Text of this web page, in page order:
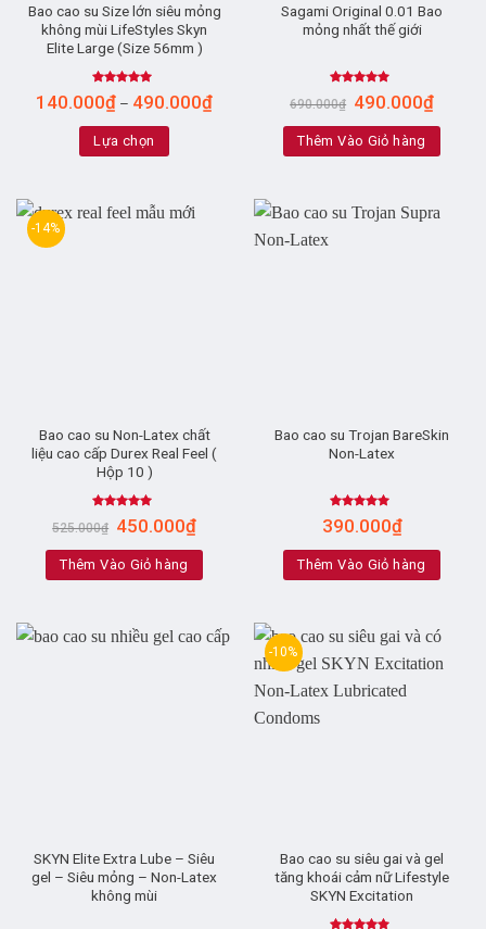
Bao cao su Size lớn siêu mỏng
không mùi LifeStyles Skyn
Elite Large (Size 56mm )
Rated
4.91
out of 5
140.000₫ – 490.000₫
Lựa chọn
Sagami Original 0.01 Bao
mỏng nhất thế giới
Rated 4.82
out of 5
690.000₫ 490.000₫
Thêm Vào Giỏ hàng
-14%
Bao cao su Non-Latex chất
liệu cao cấp Durex Real Feel (
Hộp 10 )
Rated 5.00
out of 5
525.000₫ 450.000₫
Thêm Vào Giỏ hàng
Bao cao su Trojan BareSkin
Non-Latex
Rated5.00
out of 5
390.000₫
Thêm Vào Giỏ hàng
SKYN Elite Extra Lube – Siêu
gel – Siêu mỏng – Non-Latex
không mùi
-10%
Bao cao su siêu gai và gel
tăng khoái cảm nữ Lifestyle
SKYN Excitation